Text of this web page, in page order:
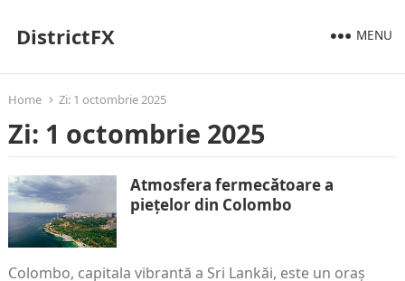
DistrictFX MENU
Home Zi: 1 octombrie 2025
Zi: 1 octombrie 2025
Atmosfera fermecătoare a
piețelor din Colombo
Colombo, capitala vibrantă a Sri Lankăi, este un oraș